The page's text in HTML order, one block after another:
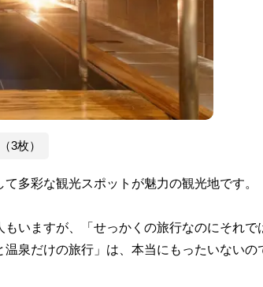
3枚）
多彩な観光スポットが魅力の観光地です。
いますが、「せっかくの旅行なのにそれで
泉だけの旅行」は、本当にもったいないの